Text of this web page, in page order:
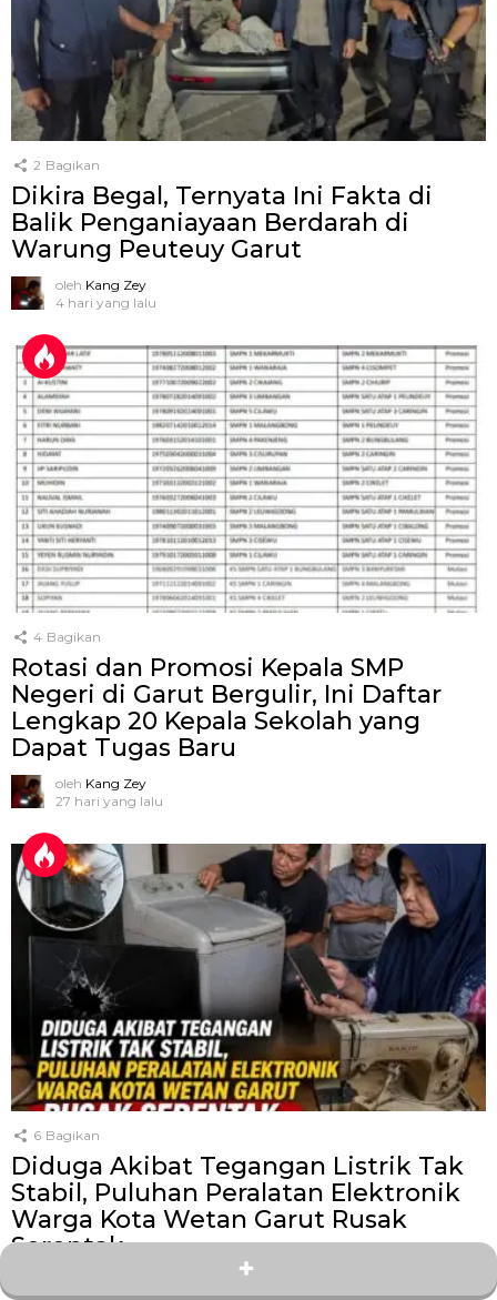
2 Bagikan
Dikira Begal, Ternyata Ini Fakta di
Balik Penganiayaan Berdarah di
Warung Peuteuy Garut
oleh Kang Zey
4 hari yang lalu
4 Bagikan
Rotasi dan Promosi Kepala SMP
Negeri di Garut Bergulir, Ini Daftar
Lengkap 20 Kepala Sekolah yang
Dapat Tugas Baru
oleh Kang Zey
27 hari yang lalu
6 Bagikan
Diduga Akibat Tegangan Listrik Tak
Stabil, Puluhan Peralatan Elektronik
Warga Kota Wetan Garut Rusak
Serentak